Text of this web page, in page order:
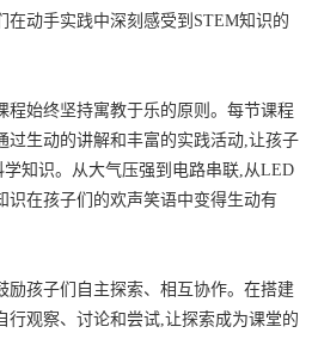
在动手实践中深刻感受到STEM知识的
程始终坚持寓教于乐的原则。每节课程
过生动的讲解和丰富的实践活动,让孩子
知识。从大气压强到电路串联,从LED
识在孩子们的欢声笑语中变得生动有
励孩子们自主探索、相互协作。在搭建
行观察、讨论和尝试,让探索成为课堂的